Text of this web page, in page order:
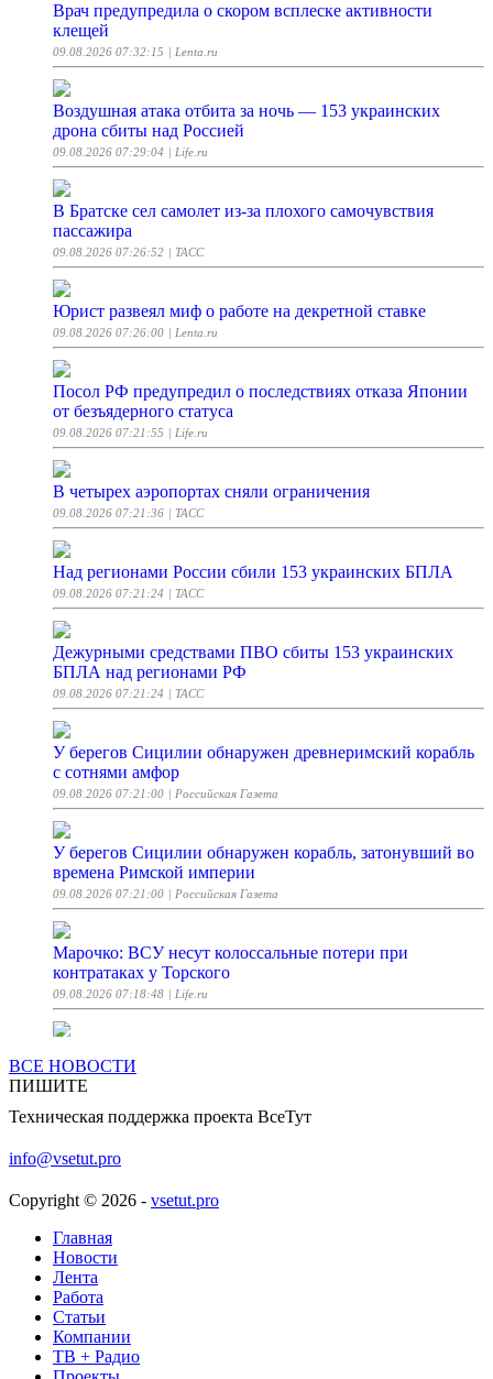
Врач предупредила о скором всплеске активности
клещей
09.08.2026 07:32:15 | Lenta.ru
Воздушная атака отбита за ночь — 153 украинских
дрона сбиты над Россией
09.08.2026 07:29:04 | Life.ru
В Братске сел самолет из-за плохого самочувствия
пассажира
09.08.2026 07:26:52 | ТАСС
Юрист развеял миф о работе на декретной ставке
09.08.2026 07:26:00 | Lenta.ru
Посол РФ предупредил о последствиях отказа Японии
от безъядерного статуса
09.08.2026 07:21:55 | Life.ru
В четырех аэропортах сняли ограничения
09.08.2026 07:21:36 | ТАСС
Над регионами России сбили 153 украинских БПЛА
09.08.2026 07:21:24 | ТАСС
Дежурными средствами ПВО сбиты 153 украинских
БПЛА над регионами РФ
09.08.2026 07:21:24 | ТАСС
У берегов Сицилии обнаружен древнеримский корабль
с сотнями амфор
09.08.2026 07:21:00 | Российская Газета
У берегов Сицилии обнаружен корабль, затонувший во
времена Римской империи
09.08.2026 07:21:00 | Российская Газета
Марочко: ВСУ несут колоссальные потери при
контратаках у Торского
09.08.2026 07:18:48 | Life.ru
дешевыми отелями
09.08.2026 07:18:24
В ГД предложили вернуть скидку в 50% на оплату
штрафов за нарушения ПДД
09.08.2026 07:17:49 | ТАСС
В российском регионе из-за атаки БПЛА загорелся
сухостой
09.08.2026 07:15:29
Алаудинов объяснил, почему Киев не говорит о потерях
ВСУ
ВСЕ НОВОСТИ
ПИШИТЕ
Техническая поддержка проекта ВсеТут
info@vsetut.pro
Copyright © 2026 - vsetut.pro
Главная
Новости
Лента
Работа
Статьи
Компании
ТВ + Радио